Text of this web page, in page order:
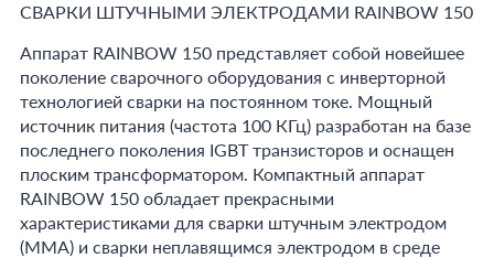
СВАРКИ ШТУЧНЫМИ ЭЛЕКТРОДАМИ RAINBOW 150
Аппарат RAINBOW 150 представляет собой новейшее
поколение сварочного оборудования с инверторной
технологией сварки на постоянном токе. Мощный
источник питания (частота 100 КГц) разработан на базе
последнего поколения IGBT транзисторов и оснащен
плоским трансформатором. Компактный аппарат
RAINBOW 150 обладает прекрасными
характеристиками для сварки штучным электродом
(ММА) и сварки неплавящимся электродом в среде